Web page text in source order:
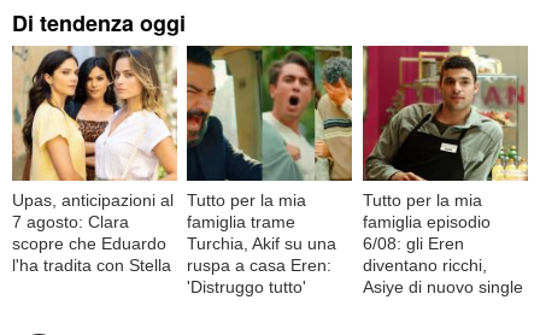
Di tendenza oggi
Upas, anticipazioni al
7 agosto: Clara
scopre che Eduardo
l'ha tradita con Stella
Tutto per la mia
famiglia trame
Turchia, Akif su una
ruspa a casa Eren:
'Distruggo tutto'
Tutto per la mia
famiglia episodio
6/08: gli Eren
diventano ricchi,
Asiye di nuovo single